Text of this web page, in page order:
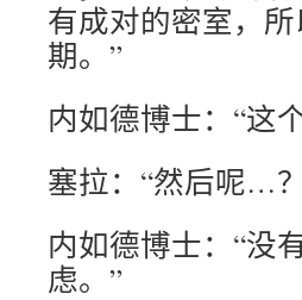
有成对的密室，
期。”
内如德博士：“这
塞拉：“然后呢…
内如德博士：“没
虑。”